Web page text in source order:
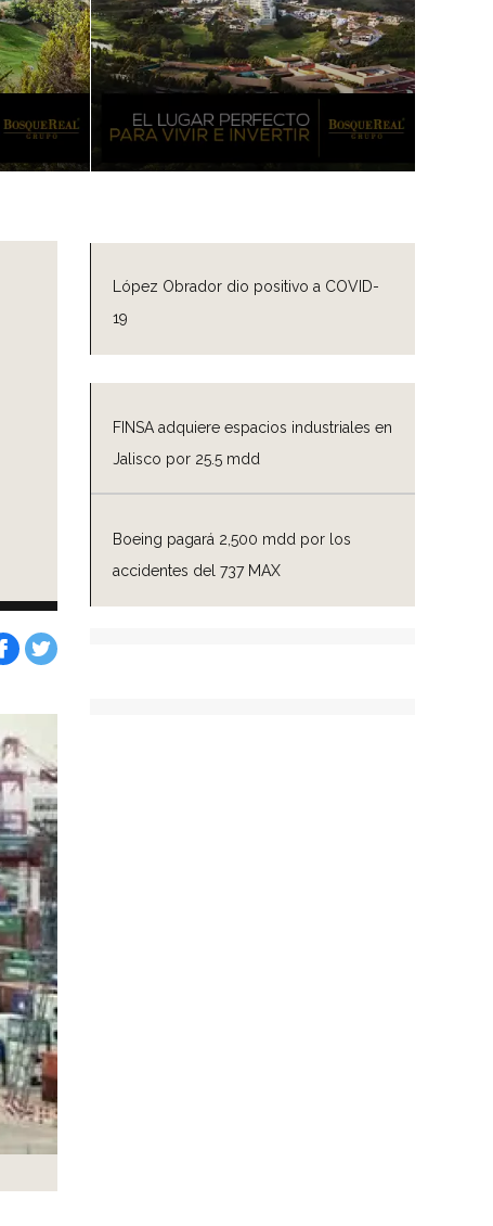
López Obrador dio positivo a COVID-
19
FINSA adquiere espacios industriales en
Jalisco por 25.5 mdd
Boeing pagará 2,500 mdd por los
accidentes del 737 MAX